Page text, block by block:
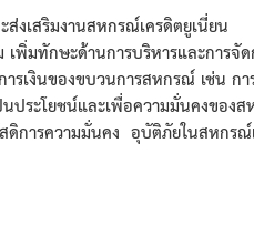
งเสริมงานสหกรณ์เครดิตยูเนี่ยน
เพิ่มทักษะด้านการบริหารและการ
รเงินของขบวนการสหกรณ์ เช่น ก
นประโยชน์และเพื่อความมั่นคงขอ
การความมั่นคง อุบัติภัยในสหกรณ์